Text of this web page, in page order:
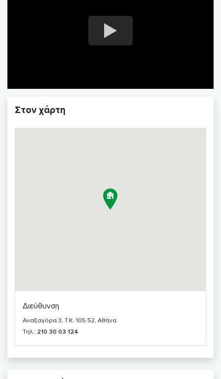
Στον χάρτη
Διεύθυνση
Αναξαγόρα 3, T.K. 105 52, Αθήνα
Τηλ.: 210 30 03 124